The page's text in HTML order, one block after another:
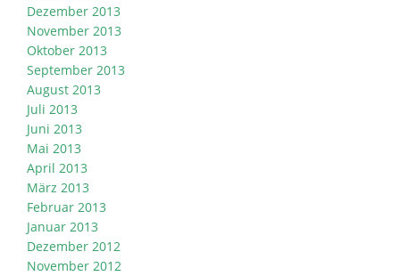
Dezember 2013
November 2013
Oktober 2013
September 2013
August 2013
Juli 2013
Juni 2013
Mai 2013
April 2013
März 2013
Februar 2013
Januar 2013
Dezember 2012
November 2012